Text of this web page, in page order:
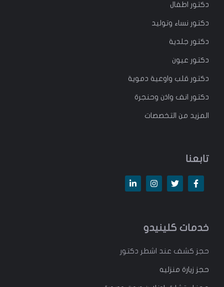
دكتور اطفال
دكتور نساء وتوليد
دكتور جلدية
دكتور عيون
دكتور قلب واوعية دموية
دكتور انف واذن وحنجرة
المزيد من التخصصات
تابعنا
خدمات كلينيدو
حجز كشف عند اشطر دكتور
حجز زيارة منزليه